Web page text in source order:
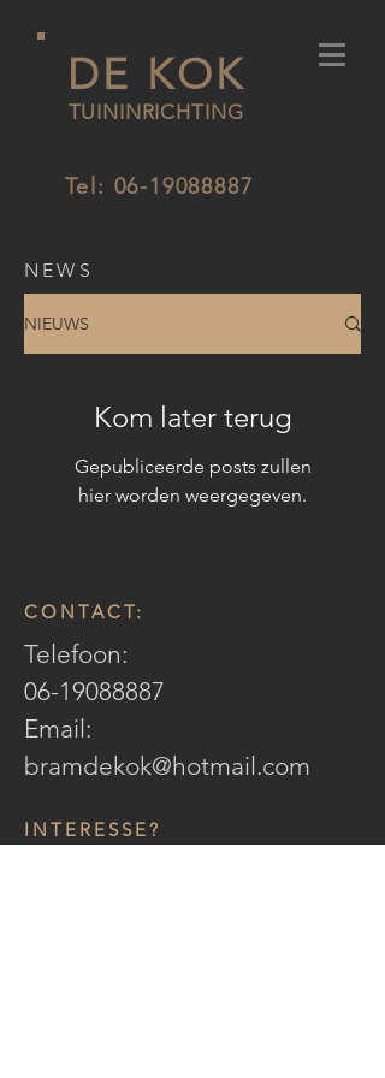
TUININRICHTING
Tel: 06-19088887
DE KOK
NIEUWS
Kom later terug
Gepubliceerde posts zullen
hier worden weergegeven.
NEWS
CONTACT:
Telefoon:
06-19088887
Email:
bramdekok@hotmail.com
INTERESSE?